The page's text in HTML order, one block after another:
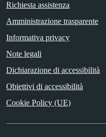
Richiesta assistenza
Amministrazione trasparente
Informativa privacy
Note legali
Dichiarazione di accessibilità
Obiettivi di accessibilità
Cookie Policy (UE)